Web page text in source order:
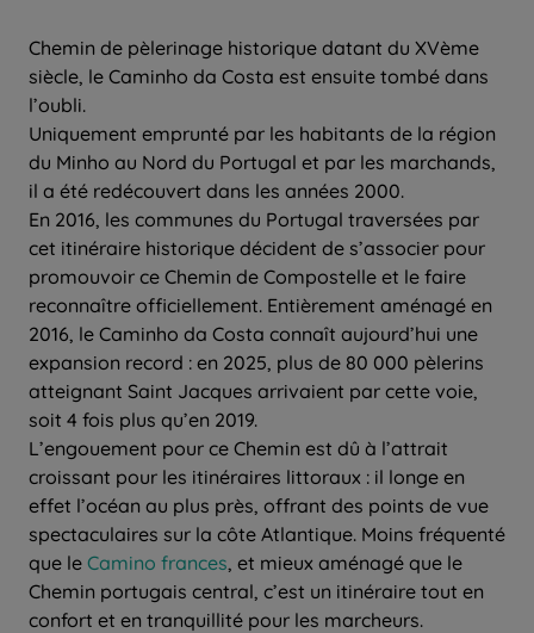
Chemin de pèlerinage historique datant du XVème
siècle, le Caminho da Costa est ensuite tombé dans
l’oubli.
Uniquement emprunté par les habitants de la région
du Minho au Nord du Portugal et par les marchands,
il a été redécouvert dans les années 2000.
En 2016, les communes du Portugal traversées par
cet itinéraire historique décident de s’associer pour
promouvoir ce Chemin de Compostelle et le faire
reconnaître officiellement. Entièrement aménagé en
2016, le Caminho da Costa connaît aujourd’hui une
expansion record : en 2025, plus de 80 000 pèlerins
atteignant Saint Jacques arrivaient par cette voie,
soit 4 fois plus qu’en 2019.
L’engouement pour ce Chemin est dû à l’attrait
croissant pour les itinéraires littoraux : il longe en
effet l’océan au plus près, offrant des points de vue
spectaculaires sur la côte Atlantique. Moins fréquenté
que le Camino frances, et mieux aménagé que le
Chemin portugais central, c’est un itinéraire tout en
confort et en tranquillité pour les marcheurs.